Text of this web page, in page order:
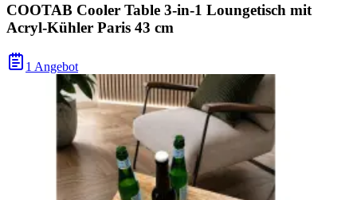
COOTAB Cooler Table 3-in-1 Loungetisch mit
Acryl-Kühler Paris 43 cm
1 Angebot